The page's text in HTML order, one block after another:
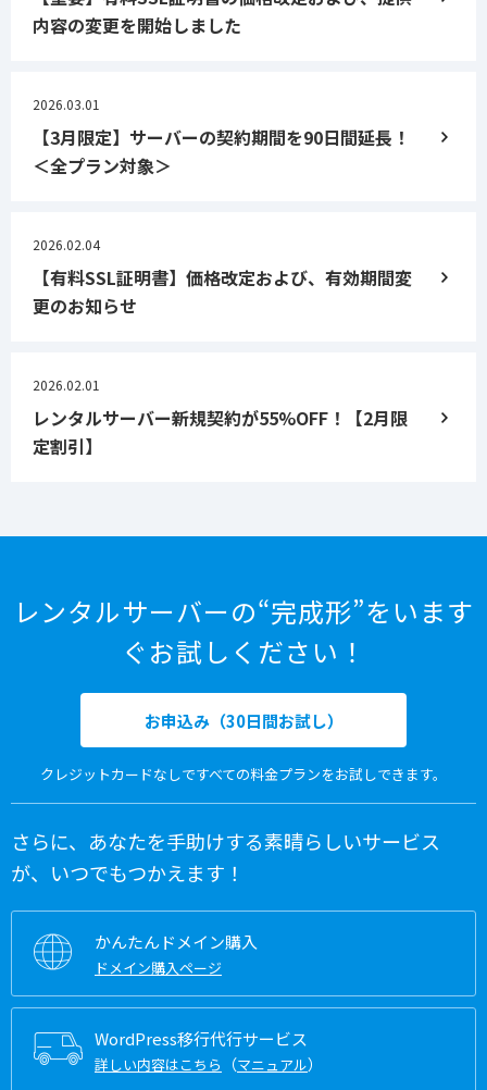
内容の変更を開始しました
2026.03.01
【3月限定】サーバーの契約期間を90日間延長！
＜全プラン対象＞
2026.02.04
【有料SSL証明書】価格改定および、有効期間変
更のお知らせ
2026.02.01
レンタルサーバー新規契約が55%OFF！【2月限
定割引】
レンタルサーバーの“完成形”をいます
ぐお試しください！
お申込み（30日間お試し）
クレジットカードなしですべての料金プランをお試しできます。
さらに、あなたを手助けする素晴らしいサービス
が、いつでもつかえます！
かんたんドメイン購入
ドメイン購入ページ
WordPress移行代行サービス
詳しい内容はこちら （マニュアル）